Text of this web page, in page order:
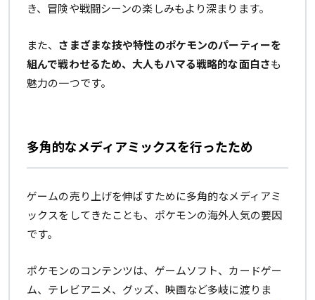
き、冒険や戦闘シーンの楽しみもより深まります。
また、 さまざまな技や特性のポケモンのパーティーを
組んで戦わせるため、大人もハマる戦略的な面白さも
魅力の一つです。
多角的なメディアミックスを行ったため
ゲームの売り上げを伸ばすために多角的なメディアミ
ックスをしてきたことも、ポケモンの海外人気の要因
です。
ポケモンのコンテンツは、ゲームソフト、カードゲー
ム、テレビアニメ、グッズ、映画など多岐に渡りま